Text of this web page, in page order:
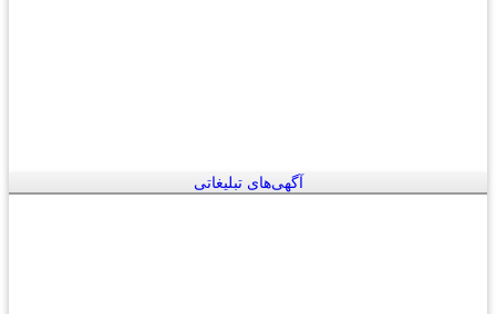
آگهی‌های تبلیغاتی